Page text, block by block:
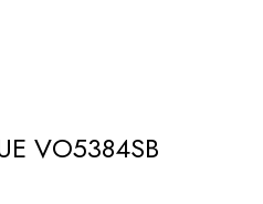
VO5384SB